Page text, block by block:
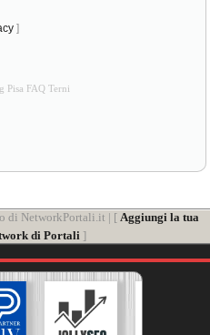
]
Pisa FAQ Terni
di NetworkPortali.it | [ Aggiungi la tua
di Portali]